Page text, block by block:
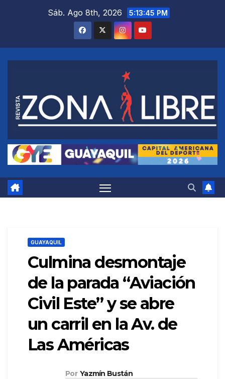
Sáb. Ago 8th, 2026 5:13:46 PM
GUAYAQUIL
Culmina desmontaje
de la parada “Aviación
Civil Este” y se abre
un carril en la Av. de
Las Américas
Por Yazmín Bustán